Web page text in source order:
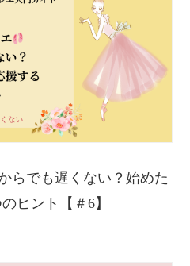
らでも遅くない？始めた
ヒント【＃6】